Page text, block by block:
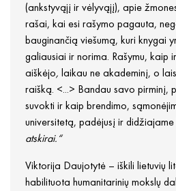
(ankstyvąjį ir vėlyvąjį), apie
rašai, kai esi rašymo pagauta,
bauginančią viešumą, kuri knygai
galiausiai ir norima. Rašymu, kaip
aiškėjo, laikau ne akademinį, o
raišką. <...> Bandau savo pirminį,
suvokti ir kaip brendimo,
universitetą, padėjusį ir didžiajame
atskirai.“
Viktorija Daujotytė – iškili lietuvių
habilituota humanitarinių mokslų